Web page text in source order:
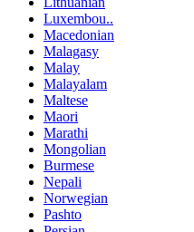
Luxembou..
Macedonian
Malagasy
Malay
Malayalam
Maltese
Maori
Marathi
Mongolian
Burmese
Nepali
Norwegian
Pashto